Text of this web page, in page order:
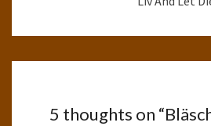
5 thoughts on “